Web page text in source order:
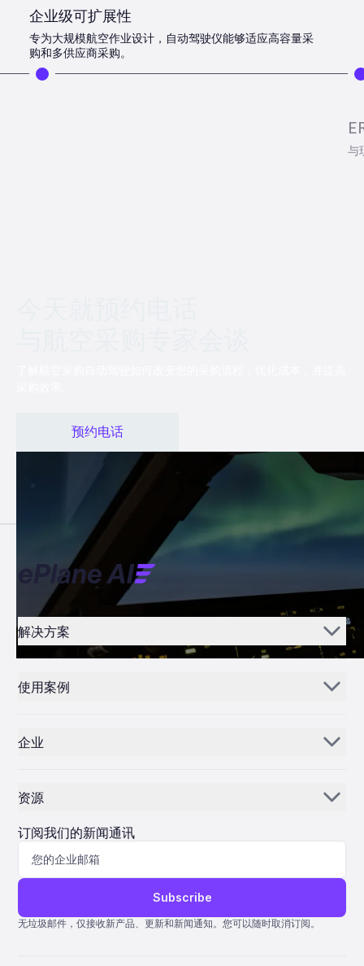
企业级可扩展性
专为大规模航空作业设计，自动驾驶仪能够适应高容量采
购和多供应商采购。
与
预约电话
解决方案
Aerogenie
电子邮件 AI
控制中心
使用案例
MROs
AEC
制造
生命科学
企业
为什么选择 ePlane AI
职业发展
联系我们
资源
新闻
博客
协助
量子 ERP
订阅我们的新闻通讯
Subscribe
无垃圾邮件，仅接收新产品、更新和新闻通知。您可以随时取消订阅。